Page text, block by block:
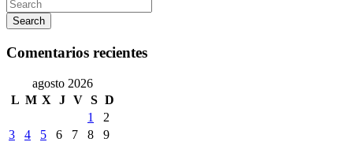
Search
Comentarios recientes
agosto 2026
L M X J V S D
1
2
3
4 5 6 7 8
9